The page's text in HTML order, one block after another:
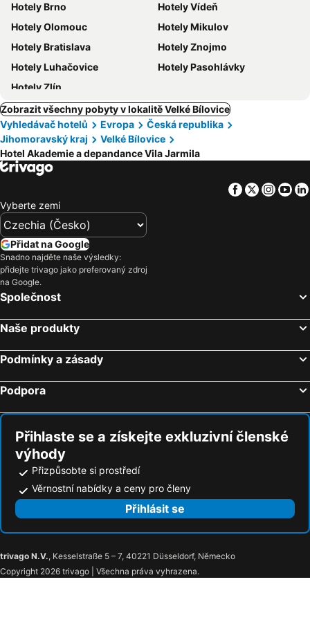
Hotely Brno
Hotely Vídeň
Hotely Olomouc
Hotely Mikulov
Hotely Bratislava
Hotely Znojmo
Hotely Luhačovice
Hotely Pasohlávky
Hotely Zlín
Zobrazit všechny pobyty v lokalitě Velké Bílovice
Vyhledávač hotelů
Evropa
Česká republika
Jihomoravský kraj
Velké Bílovice
Hotel Akademie a depandance Vila Jarmila
Facebook
Twitter
Vyberte zemi
Přidat na Google
Snadno najděte naše výsledky:
přidejte trivago jako preferovaný zdroj
na Google.
Společnost
Naše produkty
Podmínky a zásady
Podpora
Přihlaste se a získejte exkluzivní členské
výhody
Přizpůsobte si prostředí
Věrnostní nabídky a ceny pro členy
Přihlásit se
trivago N.V., Kesselstraße 5 – 7, 40221 Düsseldorf, Německo
Copyright 2026 trivago | Všechna práva vyhrazena.